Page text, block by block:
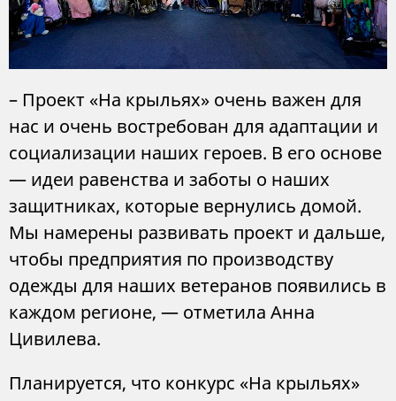
– Проект «На крыльях» очень важен для
нас и очень востребован для адаптации и
социализации наших героев. В его основе
— идеи равенства и заботы о наших
защитниках, которые вернулись домой.
Мы намерены развивать проект и дальше,
чтобы предприятия по производству
одежды для наших ветеранов появились в
каждом регионе, — отметила Анна
Цивилева.
Планируется, что конкурс «На крыльях»